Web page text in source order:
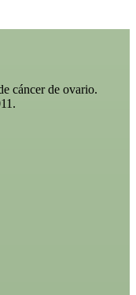
cáncer de ovario.